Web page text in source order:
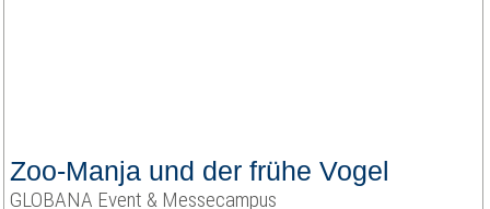
Zoo-Manja und der frühe Vogel
GLOBANA Event & Messecampus